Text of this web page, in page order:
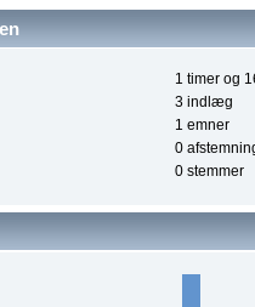
1 timer og
3 indlæg
1 emner
0
0 stemmer